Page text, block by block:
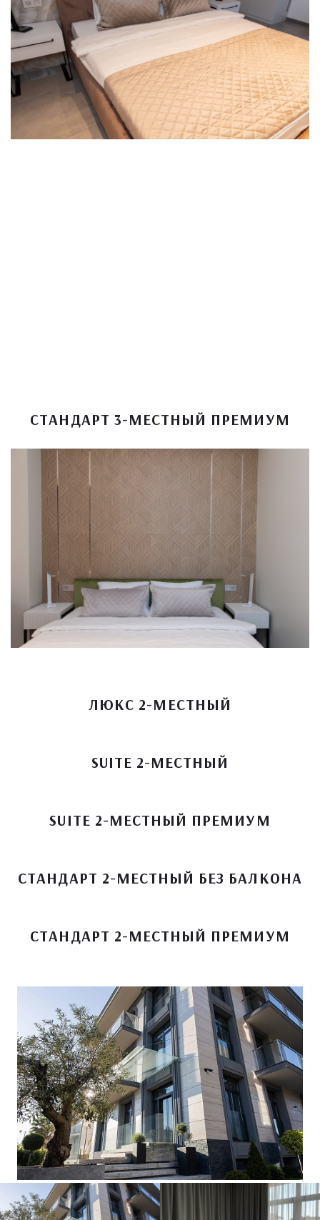
СТАНДАРТ 3-МЕСТНЫЙ ПРЕМИУМ
ЛЮКС 2-МЕСТНЫЙ
SUITE 2-МЕСТНЫЙ
SUITE 2-МЕСТНЫЙ ПРЕМИУМ
СТАНДАРТ 2-МЕСТНЫЙ БЕЗ БАЛКОНА
СТАНДАРТ 2-МЕСТНЫЙ ПРЕМИУМ